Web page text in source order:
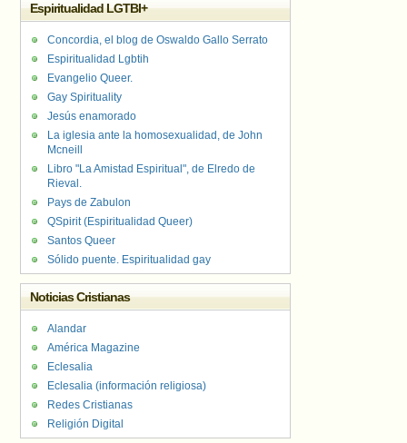
Espiritualidad LGTBI+
Concordia, el blog de Oswaldo Gallo Serrato
Espiritualidad Lgbtih
Evangelio Queer.
Gay Spirituality
Jesús enamorado
La iglesia ante la homosexualidad, de John
Mcneill
Libro "La Amistad Espiritual", de Elredo de
Rieval.
Pays de Zabulon
QSpirit (Espiritualidad Queer)
Santos Queer
Sólido puente. Espiritualidad gay
Noticias Cristianas
Alandar
América Magazine
Eclesalia
Eclesalia (información religiosa)
Redes Cristianas
Religión Digital